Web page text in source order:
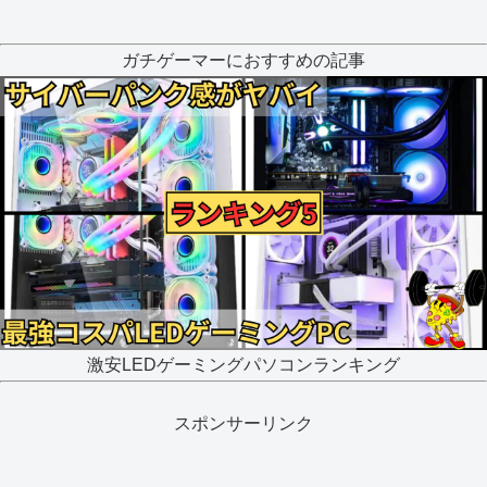
ガチゲーマーにおすすめの記事
激安LEDゲーミングパソコンランキング
スポンサーリンク